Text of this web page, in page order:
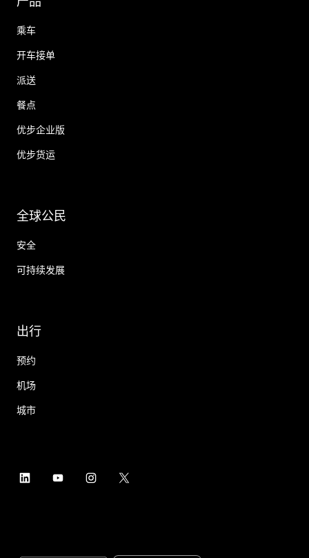
乘车
开车接单
派送
餐点
优步企业版
优步货运
全球公民
安全
可持续发展
出行
预约
机场
城市